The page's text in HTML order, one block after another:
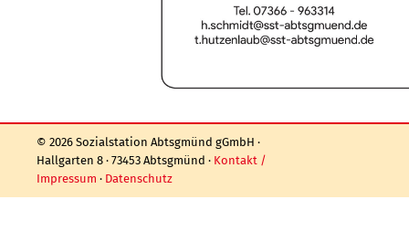
© 2026 Sozialstation Abtsgmünd gGmbH ·
Hallgarten 8 · 73453 Abtsgmünd · Kontakt /
Impressum · Datenschutz